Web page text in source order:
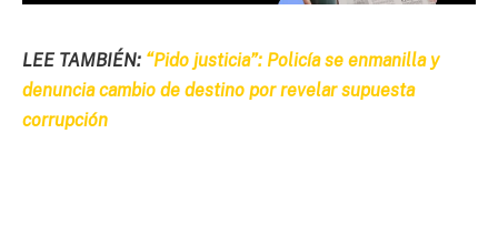
LEE TAMBIÉN: “Pido justicia”: Policía se enmanilla y
denuncia cambio de destino por revelar supuesta
corrupción